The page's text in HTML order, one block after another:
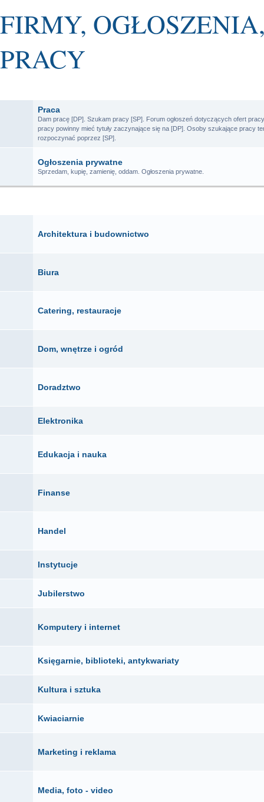
FIRMY,
PRACY
Praca
Dam pracę [DP]. Szukam pracy [SP]. Forum ogłoszeń dotyczących ofert
pracy powinny mieć tytuły zaczynające się na [DP]. Osoby szukające pracy
rozpoczynać poprzez [SP].
Ogłoszenia prywatne
Sprzedam, kupię, zamienię, oddam. Ogłoszenia prywatne.
Architektura i budownictwo
Biura
Catering, restauracje
Dom, wnętrze i ogród
Doradztwo
Elektronika
Edukacja i nauka
Finanse
Handel
Instytucje
Jubilerstwo
Komputery i internet
Księgarnie, biblioteki, antykwariaty
Kultura i sztuka
Kwiaciarnie
Marketing i reklama
Media, foto - video